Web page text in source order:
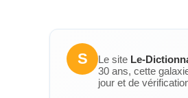
S Le site Le-
30 ans, cette
jour et de